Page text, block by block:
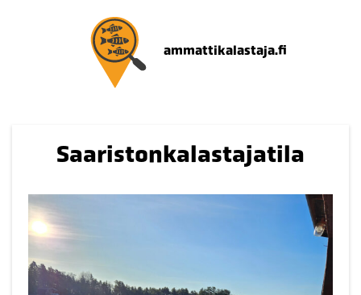
ammattikalastaja.fi
Saaristonkalastajatila